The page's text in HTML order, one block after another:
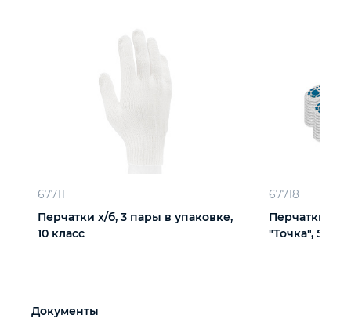
67711
Перчатки х/б, 3 пары в упаковке,
10 класс
67718
Перчатки х/
"Точка", 5
Документы